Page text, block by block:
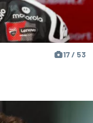
17 / 53